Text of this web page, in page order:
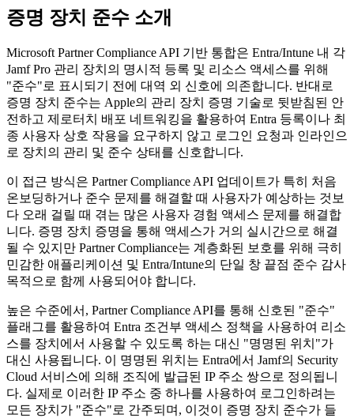
증명 장치 준수 소개
Microsoft Partner Compliance API 기반 통합은 Entra/Intune 내 각
Jamf Pro 관리 장치의 명시적 등록 및 리소스 액세스를 위해
"준수"로 표시되기 전에 대역 외 신호에 의존합니다. 반대로
증명 장치 준수는 Apple의 관리 장치 증명 기술로 뒷받침된 안
전하고 제로터치 배포 네트워킹을 활용하여 Entra 등록이나 최
종 사용자 상호 작용을 요구하지 않고 로그인 요청과 인라인으
로 장치의 관리 및 준수 상태를 신호합니다.
이 접근 방식은 Partner Compliance API 업데이트가 특히 처음
온보딩하거나 준수 문제를 해결할 때 사용자가 예상하는 것보
다 오래 걸릴 때 겪는 많은 사용자 경험 액세스 문제를 해결합
니다. 증명 장치 증명을 통해 액세스가 거의 실시간으로 해결
될 수 있지만 Partner Compliance는 계층화된 보호를 위해 극히
민감한 애플리케이션 및 Entra/Intune의 단일 창 끝점 준수 감사
목적으로 함께 사용되어야 합니다.
높은 수준에서, Partner Compliance API를 통해 신호된 "준수"
플래그를 활용하여 Entra 조건부 액세스 정책을 사용하여 리소
스를 장치에서 사용할 수 있도록 하는 대신 "명명된 위치"가
대신 사용됩니다. 이 명명된 위치는 Entra에서 Jamf의 Security
Cloud 서비스에 의해 조직에 발급된 IP 주소 쌍으로 정의됩니
다. 실제로 이러한 IP 주소 중 하나를 사용하여 로그인하려는
모든 장치가 "준수"로 간주되며, 이것이 증명 장치 준수가 들